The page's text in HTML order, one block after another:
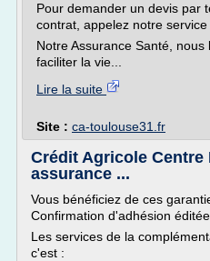
Pour demander un devis par
contrat, appelez notre service
Notre Assurance Santé,
faciliter la vie...
Lire la suite
Site : ca-toulouse31.fr
Crédit Agricole Centre
assurance ...
Vous bénéficiez de ces
Confirmation d'adhésion
Les services de la
c'est :